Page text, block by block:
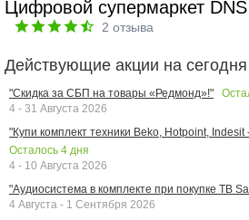
Цифровой супермаркет DNS
2 отзыва
Действующие акции на сегодня
"Скидка за СБП на товары «Редмонд»!"
4 - 31 Августа 2026
"Купи комплект техники Beko, Hotpoint, Indesit
Осталось 4 дня
4 - 10 Августа 2026
"Аудиосистема в комплекте при покупке ТВ
4 Августа - 1 Сентября 2026